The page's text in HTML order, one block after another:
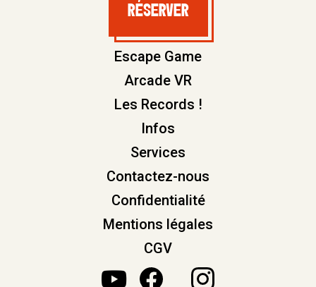
RÉSERVER
RÉSERVER
Escape Game
Arcade VR
Les Records !
Infos
Services
Contactez-nous
Confidentialité
Mentions légales
CGV